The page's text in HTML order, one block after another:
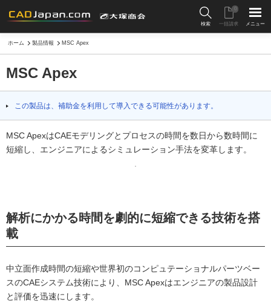
検索 一括請求
0
メニュー
ホーム 製品情報 MSC Apex
MSC Apex
この製品は、補助金を利用して導入できる可能性があります。
MSC ApexはCAEモデリングとプロセスの時間を数日から数時間に
短縮し、エンジニアによるシミュレーション手法を変革します。
解析にかかる時間を劇的に短縮できる技術を搭
載
中立面作成時間の短縮や世界初のコンピュテーショナルパーツベー
スのCAEシステム技術により、MSC Apexはエンジニアの製品設計
と評価を迅速にします。